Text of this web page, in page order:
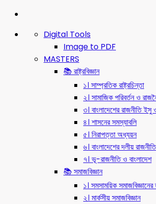
Digital Tools
Image to PDF
MASTERS
📚 রাষ্ট্রবিজ্ঞান
১। সাম্প্রতিক রাষ্ট্রচিন্তা
২। সামাজিক পরিবর্তন ও
৩। বাংলাদেশের রাজনীতি
৪। শাসনের সমস্যাবলি
৫। নিরাপত্তা অধ্যয়ন
৬। বাংলাদেশের দলীয় রাজনীতি
৭। ভূ-রাজনীতি ও বাংলাদেশ
📚 সমাজবিজ্ঞান
১। সমসাময়িক সমাজবিজ্ঞানের
২। মার্কসীয় সমাজবিজ্ঞান